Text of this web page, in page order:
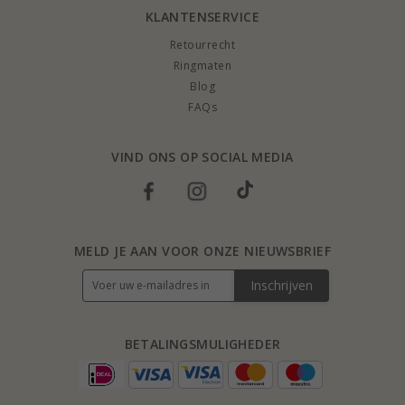
KLANTENSERVICE
Retourrecht
Ringmaten
Blog
FAQs
VIND ONS OP SOCIAL MEDIA
BETALINGSMULIGHEDER
MELD JE AAN VOOR ONZE NIEUWSBRIEF
Inschrijven